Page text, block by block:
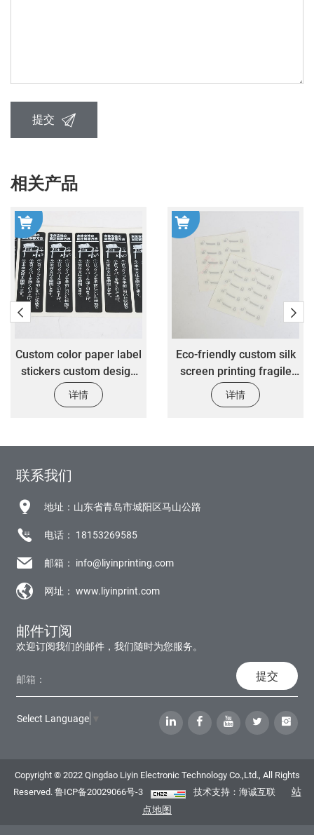
提交
相关产品
Custom color paper label
stickers custom design
free fitness equipment
label stickers
详情
Eco-friendly custom silk
screen printing fragile
label sticker stop sticker
indicating mechanical
详情
联系我们
地址：山东省青岛市城阳区马山公路
电话： 18153269585
邮箱： info@liyinprinting.com
网址：www.liyinprint.com
邮件订阅
欢迎订阅我们的邮件，我们随时为您服务。
提交
Select Language
Copyright © 2022 Qingdao Liyin Electronic Technology Co.,Ltd., All Rights
Reserved.鲁ICP备20029066号-3 技术支持：海诚互联
站
点地图